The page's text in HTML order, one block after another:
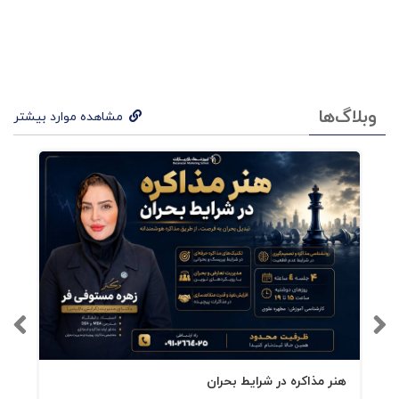
ستایشهایی درباره کتاب (تیم خود را با استفاده از
انیاگرام متحول کنید)
مقدمه
فصل اول: چرا کتاب درباره ی تیمها و انیاگرام؟
فصل دوم: تیم چیست و چه تفاوتی با گروه دارد؟
وبلاگ‌ها مشاهده موارد بیشتر
هنر مذاکره در شرایط بحران